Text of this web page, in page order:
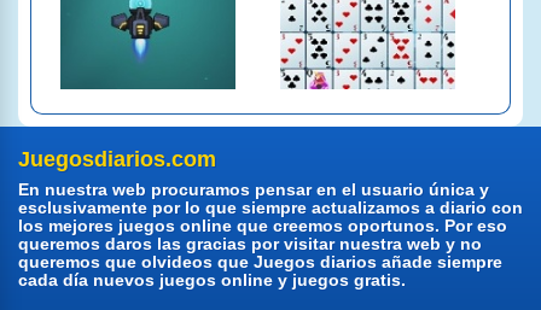
Juegosdiarios.com
En nuestra web procuramos pensar en el usuario única y
esclusivamente por lo que siempre actualizamos a diario con
los mejores juegos online que creemos oportunos. Por eso
queremos daros las gracias por visitar nuestra web y no
queremos que olvideos que Juegos diarios añade siempre
cada día nuevos juegos online y juegos gratis.